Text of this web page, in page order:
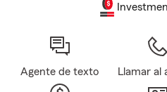
Agente de texto Llamar al